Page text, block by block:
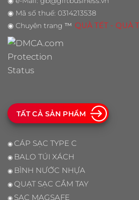
◉ Mã số thuế: 0314213538
◉ Chuyên trang ™ QUÀ TẾT - QUÀ
TẤT CẢ SẢN PHẨM
◉ CÁP SẠC TYPE C
◉ BALO TÚI XÁCH
◉ BÌNH NƯỚC NHỰA
◉ QUẠT SẠC CẦM TAY
◉ SẠC MAGSAFE